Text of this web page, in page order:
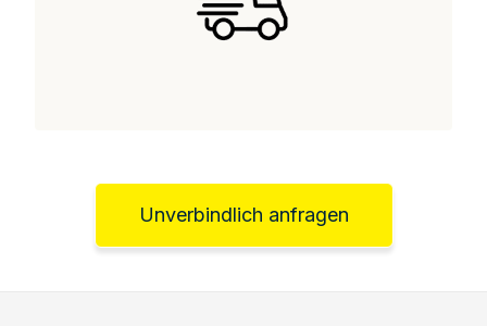
Unverbindlich anfragen